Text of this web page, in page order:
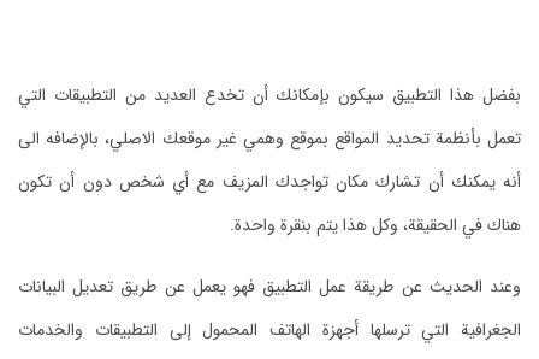
بفضل هذا التطبيق سيكون بإمكانك أن تخدع العديد من التطبيقات التي
تعمل بأنظمة تحديد المواقع بموقع وهمي غير موقعك الاصلي، بالإضافه الى
أنه يمكنك أن تشارك مكان تواجدك المزيف مع أي شخص دون أن تكون
هناك في الحقيقة، وكل هذا يتم بنقرة واحدة.
وعند الحديث عن طريقة عمل التطبيق فهو يعمل عن طريق تعديل البيانات
الجغرافية التي ترسلها أجهزة الهاتف المحمول إلى التطبيقات والخدمات